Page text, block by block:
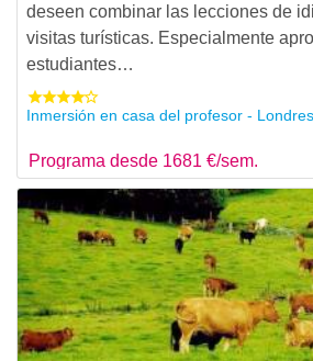
deseen combinar las lecciones de
visitas turísticas. Especialmente
estudiantes…
Inmersión en casa del profesor -
Programa desde 1681 €/sem.